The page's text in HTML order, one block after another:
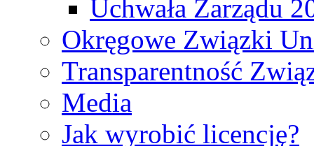
Uchwała Zarządu
Okręgowe Związki
Transparentność
Media
Jak wyrobić licencję?